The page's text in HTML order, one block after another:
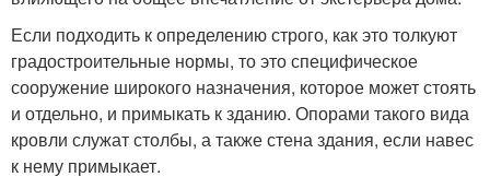
Крыльцо с навесом Деревянный козырек
Если подходить к определению строго, как это толкуют
градостроительные нормы, то это специфическое
сооружение широкого назначения, которое может стоять
и отдельно, и примыкать к зданию. Опорами такого вида
кровли служат столбы, а также стена здания, если навес
к нему примыкает.